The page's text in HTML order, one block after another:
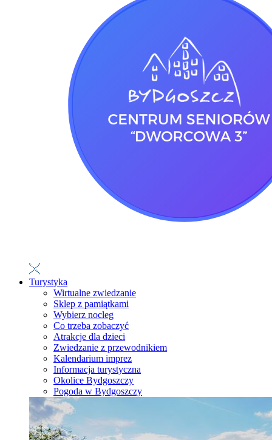
Turystyka
Wirtualne zwiedzanie
Sklep z pamiątkami
Wybierz nocleg
Co trzeba zobaczyć
Atrakcje dla dzieci
Zwiedzanie z przewodnikiem
Kalendarium imprez
Informacja turystyczna
Okolice Bydgoszczy
Pogoda w Bydgoszczy